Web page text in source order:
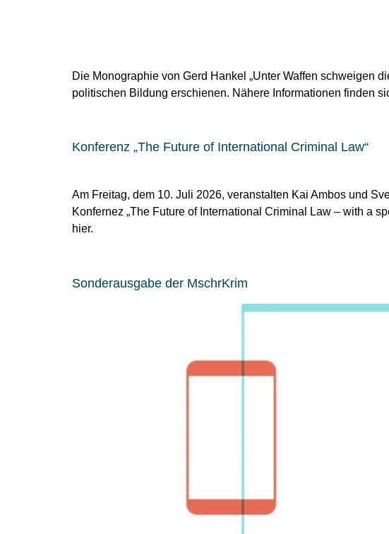
Die Monographie von Gerd Hankel „Unter Waffen schweigen
politischen Bildung erschienen. Nähere Informationen finden
Konferenz „The Future of International Criminal Law“
Am Freitag, dem 10. Juli 2026, veranstalten Kai Ambos und
Konfernez „The Future of International Criminal Law – with a
hier.
Sonderausgabe der MschrKrim